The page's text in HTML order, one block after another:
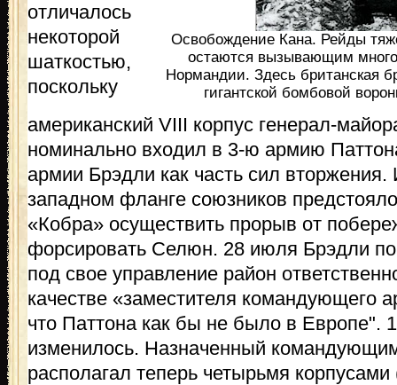
Освобождение Кана. Рейды
остаются вызывающим
Нормандии. Здесь британская
гигантской бомбовой
отличалось
некоторой
шаткостью,
поскольку
американский VIII корпус генерал-
номинально входил в 3-ю армию
армии Брэдли как часть сил
западном фланге союзников
«Кобра» осуществить прорыв от
форсировать Селюн. 28 июля Брэдли
под свое управление район
качестве «заместителя командующего
что Паттона как бы не было в Европе".
изменилось. Назначенный
располагал теперь четырьмя